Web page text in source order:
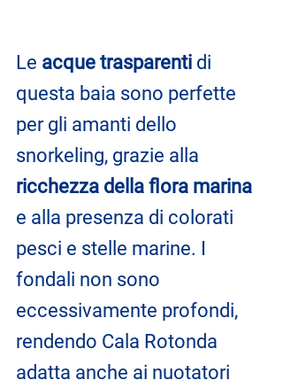
Le acque trasparenti di
questa baia sono perfette
per gli amanti dello
snorkeling, grazie alla
ricchezza della flora marina
e alla presenza di colorati
pesci e stelle marine. I
fondali non sono
eccessivamente profondi,
rendendo Cala Rotonda
adatta anche ai nuotatori